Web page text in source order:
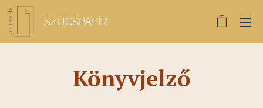
SZŰCSPAPÍR
Könyvjelző